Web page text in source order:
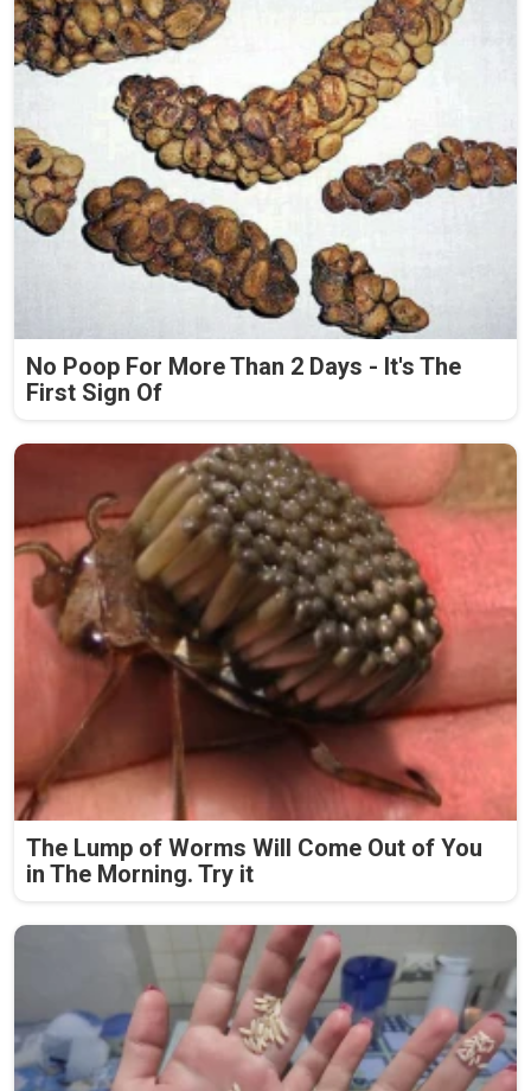
No Poop For More Than 2 Days - It's The
First Sign Of
The Lump of Worms Will Come Out of You
in The Morning. Try it